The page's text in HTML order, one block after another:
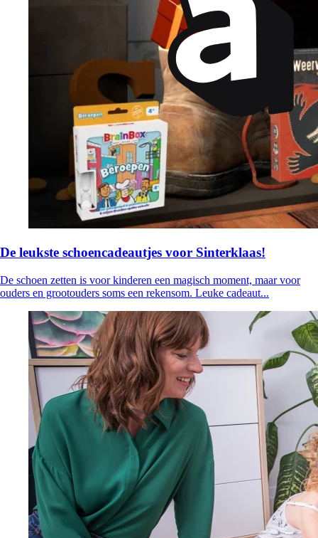
De leukste schoencadeautjes voor Sinterklaas!
De schoen zetten is voor kinderen een magisch moment, maar voor
ouders en grootouders soms een rekensom. Leuke cadeaut...